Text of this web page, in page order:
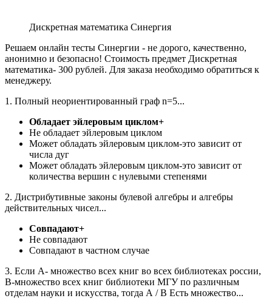
Дискретная математика Синергия
Решаем онлайн тесты Синергии - не дорого, качественно,
анонимно и безопасно! Стоимость предмет Дискретная
математика- 300 рублей. Для заказа необходимо обратиться к
менеджеру.
1. Полный неориентированный граф n=5...
Обладает эйлеровым циклом+
Не обладает эйлеровым циклом
Может обладать эйлеровым циклом-это зависит от
числа дуг
Может обладать эйлеровым циклом-это зависит от
количества вершин с нулевыми степенями
2. Дистрибутивные законы булевой алгебры и алгебры
действительных чисел...
Совпадают+
Не совпадают
Совпадают в частном случае
3. Если A- множество всех книг во всех библиотеках россии,
B-множество всех книг библиотеки МГУ по различным
отделам науки и искусства, тогда А / B Есть множество...